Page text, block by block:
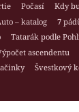
Počasí
Kdy
– katalog
7
Tatarák podle
ascendentu
Švestkový